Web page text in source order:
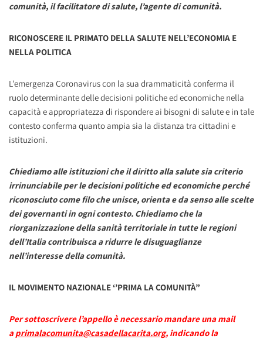
comunità, il facilitatore di salute, l’agente di comunità.
RICONOSCERE IL PRIMATO DELLA SALUTE NELL’ECONOMIA E
NELLA POLITICA
L’emergenza Coronavirus con la sua drammaticità conferma il
ruolo determinante delle decisioni politiche ed economiche nella
capacità e appropriatezza di rispondere ai bisogni di salute e in tale
contesto conferma quanto ampia sia la distanza tra cittadini e
istituzioni.
Chiediamo alle istituzioni che il diritto alla salute sia criterio
irrinunciabile per le decisioni politiche ed economiche perché
riconosciuto come filo che unisce, orienta e da senso alle scelte
dei governanti in ogni contesto. Chiediamo che la
riorganizzazione della sanità territoriale in tutte le regioni
dell’Italia contribuisca a ridurre le disuguaglianze
nell’interesse della comunità.
IL MOVIMENTO NAZIONALE ‘’PRIMA LA COMUNITÀ”
Per sottoscrivere l’appello è necessario mandare una mail
aprimalacomunita@casadellacarita.org, indicando la